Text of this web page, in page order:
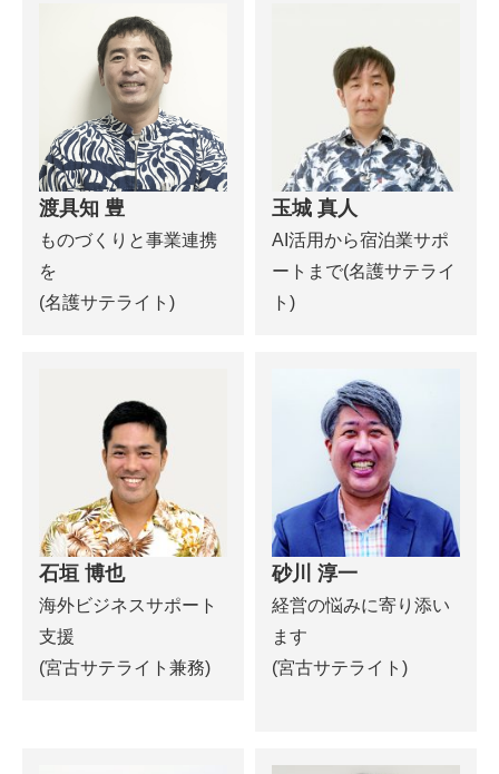
渡具知 豊
ものづくりと事業連携
を
(名護サテライト)
玉城 真人
AI活用から宿泊業サポ
ートまで(名護サテライ
ト)
石垣 博也
海外ビジネスサポート
支援
(宮古サテライト兼務)
砂川 淳一
経営の悩みに寄り添い
ます
(宮古サテライト)